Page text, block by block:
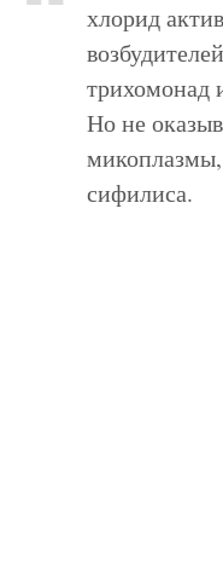
хлорид
трихомонад
Но не
микоплазмы,
сифилиса.